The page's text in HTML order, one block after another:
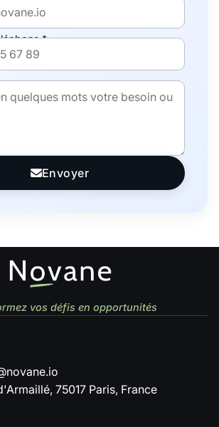
*
Envoyer
vos défis en opportunités
75017 Paris, France